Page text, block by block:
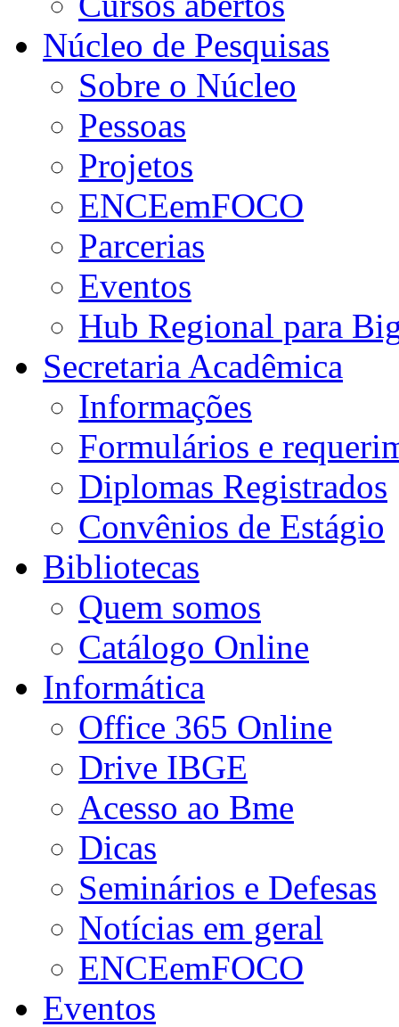
Núcleo de Pesquisas
Sobre o Núcleo
Pessoas
Projetos
ENCEemFOCO
Parcerias
Eventos
Hub Regional para
Secretaria Acadêmica
Informações
Formulários e
Diplomas Registrados
Convênios de Estágio
Bibliotecas
Quem somos
Catálogo Online
Informática
Office 365 Online
Drive IBGE
Acesso ao Bme
Dicas
Seminários e Defesas
Notícias em geral
ENCEemFOCO
Eventos